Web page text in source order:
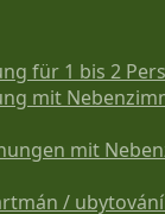
für 1 bis 2
mit
mit
/